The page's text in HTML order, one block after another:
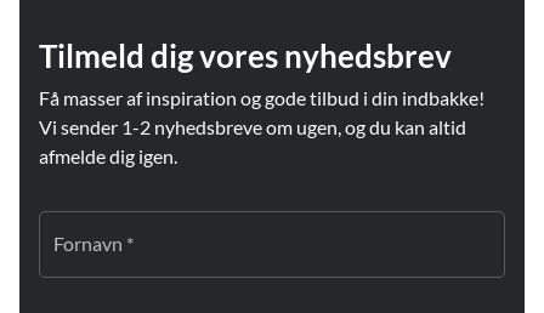
Tilmeld dig vores nyhedsbrev
Få masser af inspiration og gode tilbud i din indbakke!
Vi sender 1-2 nyhedsbreve om ugen, og du kan altid
afmelde dig igen.
Fornavn *